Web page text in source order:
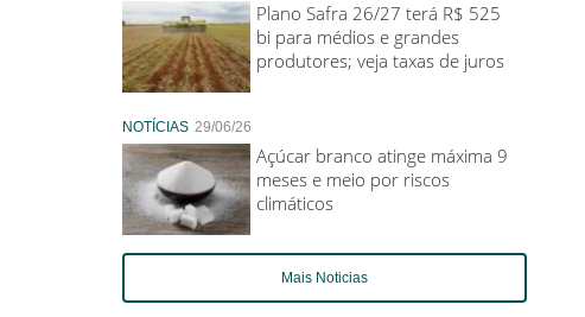
Plano Safra 26/27 terá R$ 525
bi para médios e grandes
produtores; veja taxas de juros
NOTÍCIAS 29/06/26
Açúcar branco atinge máxima 9
meses e meio por riscos
climáticos
Mais Noticias